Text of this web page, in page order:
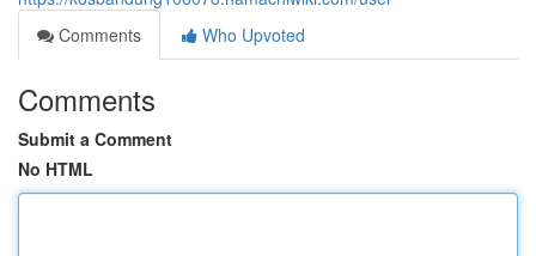
Comments
Who Upvoted
Comments
Submit a Comment
No HTML